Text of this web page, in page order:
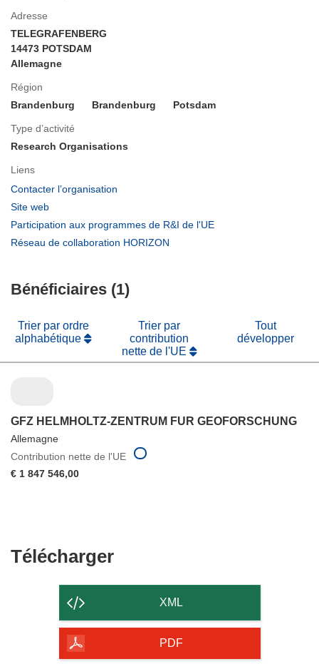
Adresse
TELEGRAFENBERG
14473 POTSDAM
Allemagne
Région
Brandenburg
Brandenburg Potsdam
Type d’activité
Research Organisations
Liens
Contacter l’organisation
fenêtre)
Site web
dans
Participation aux programmes de R&I de l'UE
Réseau de collaboration HORIZON
Bénéficiaires (1)
Trier par ordre
alphabétique
Trier par
contribution
nette de l'UE
Tout
développer
GFZ HELMHOLTZ-ZENTRUM FUR GEOFORSCHUNG
Allemagne
Contribution nette de l'UE
€ 1 847 546,00
TéléchargerTélécharger
contenu
de
XML
PDF